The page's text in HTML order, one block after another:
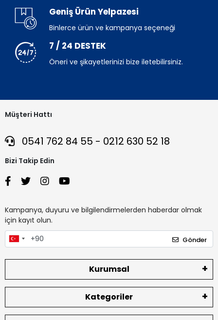
Geniş Ürün Yelpazesi
Binlerce ürün ve kampanya seçeneği
7 / 24 DESTEK
Öneri ve şikayetlerinizi bize iletebilirsiniz.
Müşteri Hattı
0541 762 84 55 - 0212 630 52 18
Bizi Takip Edin
Kampanya, duyuru ve bilgilendirmelerden haberdar olmak
için kayıt olun.
Gönder
Kurumsal
Kategoriler